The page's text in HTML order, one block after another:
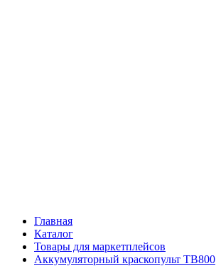
Главная
Каталог
Товары для маркетплейсов
Аккумуляторный краскопульт TB800